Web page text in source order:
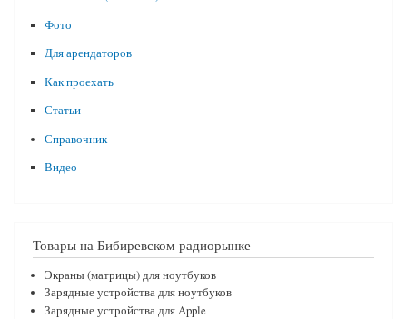
Фото
Для арендаторов
Как проехать
Статьи
Справочник
Видео
Товары на Бибиревском радиорынке
Экраны (матрицы) для ноутбуков
Зарядные устройства для ноутбуков
Зарядные устройства для Apple